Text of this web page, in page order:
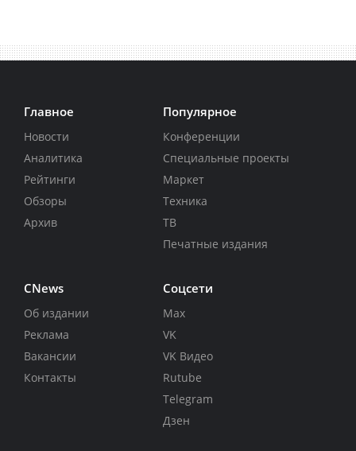
Главное
Новости
Аналитика
Рейтинги
Обзоры
Архив
Популярное
Конференции
Специальные проекты
Маркет
Техника
ТВ
Печатные издания
CNews
Об издании
Реклама
Вакансии
Контакты
Соцсети
Max
VK
VK Видео
Rutube
Telegram
Дзен